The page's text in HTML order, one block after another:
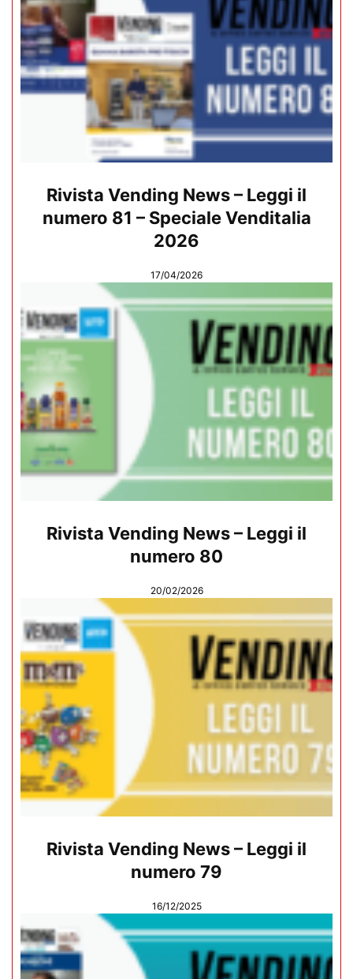
Rivista Vending News – Leggi il
numero 81 – Speciale Venditalia
2026
17/04/2026
Rivista Vending News – Leggi il
numero 80
20/02/2026
Rivista Vending News – Leggi il
numero 79
16/12/2025